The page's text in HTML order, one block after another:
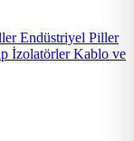
Endüstriyel Piller
İzolatörlerKablo ve